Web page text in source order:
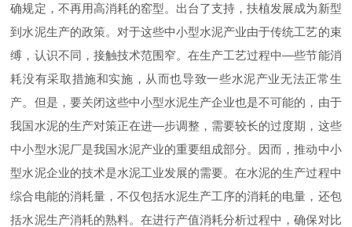
确规定，不再用高消耗的窑型。出台了支持，扶植发展成为新型
到水泥生产的政策。对于这些中小型水泥产业由于传统工艺的束
缚，认识不同，接触技术范围窄。在生产工艺过程中—些节能消
耗没有采取措施和实施，从而也导致一些水泥产业无法正常生
产。但是，要关闭这些中小型水泥生产企业也是不可能的，由于
我国水泥的生产对策正在进—步调整，需要较长的过度期，这些
中小型水泥厂是我国水泥产业的重要组成部分。因而，推动中小
型水泥企业的技术是水泥工业发展的需要。在水泥的生产过程中
综合电能的消耗量，不仅包括水泥生产工序的消耗的电量，还包
括水泥生产消耗的熟料。在进行产值消耗分析过程中，确保对比